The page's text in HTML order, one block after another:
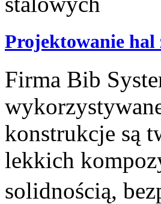
Projektowanie hal
Firma Bib
konstrukcje są
lekkich
solidnością,